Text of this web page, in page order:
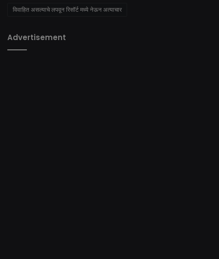
विवाहित असल्याचे लपवून रिसॉर्ट मध्ये नेऊन अत्याचार
Advertisement